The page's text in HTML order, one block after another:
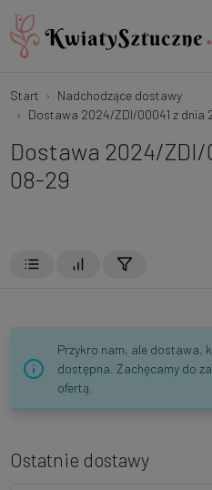
Start
Nadchodzące dostawy
Dostawa 2024/ZDI/00041 z dnia
Dostawa 2024/ZDI/
08-29
Przykro nam, ale dostawa,
dostępna. Zachęcamy do
ofertą.
Ostatnie dostawy